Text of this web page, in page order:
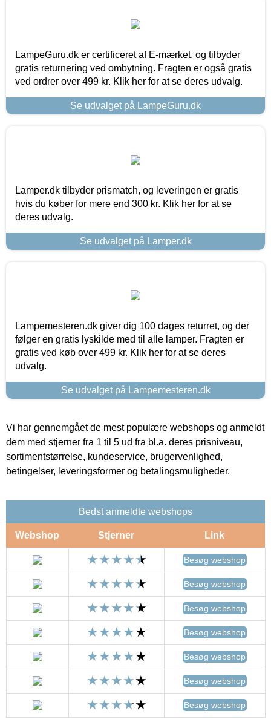
LampeGuru.dk er certificeret af E-mærket, og tilbyder
gratis returnering ved ombytning. Fragten er også gratis
ved ordrer over 499 kr. Klik her for at se deres udvalg.
Se udvalget på LampeGuru.dk
Lamper.dk tilbyder prismatch, og leveringen er gratis
hvis du køber for mere end 300 kr. Klik her for at se
deres udvalg.
Se udvalget på Lamper.dk
Lampemesteren.dk giver dig 100 dages returret, og der
følger en gratis lyskilde med til alle lamper. Fragten er
gratis ved køb over 499 kr. Klik her for at se deres
udvalg.
Se udvalget på Lampemesteren.dk
Vi har gennemgået de mest populære webshops og anmeldt
dem med stjerner fra 1 til 5 ud fra bl.a. deres prisniveau,
sortimentstørrelse, kundeservice, brugervenlighed,
betingelser, leveringsformer og betalingsmuligheder.
Bedst anmeldte webshops
Webshop Stjerner Link
Besøg webshop
Besøg webshop
Besøg webshop
Besøg webshop
Besøg webshop
Besøg webshop
Besøg webshop